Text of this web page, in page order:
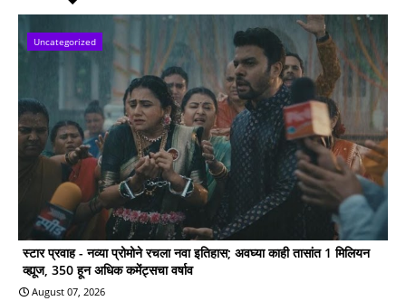
Uncategorized
स्टार प्रवाह - नव्या प्रोमोने रचला नवा इतिहास; अवघ्या काही तासांत 1 मिलियन
व्ह्यूज, 350 हून अधिक कमेंट्सचा वर्षाव
August 07, 2026